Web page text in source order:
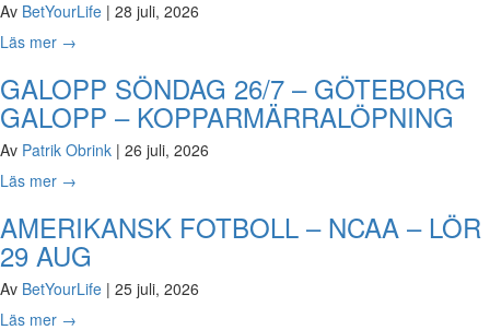
Av BetYourLife | 28 juli, 2026
Läs mer →
GALOPP SÖNDAG 26/7 – GÖTEBORG
GALOPP – KOPPARMÄRRALÖPNING
Av Patrik Obrink | 26 juli, 2026
Läs mer →
AMERIKANSK FOTBOLL – NCAA – LÖR
29 AUG
Av BetYourLife | 25 juli, 2026
Läs mer →